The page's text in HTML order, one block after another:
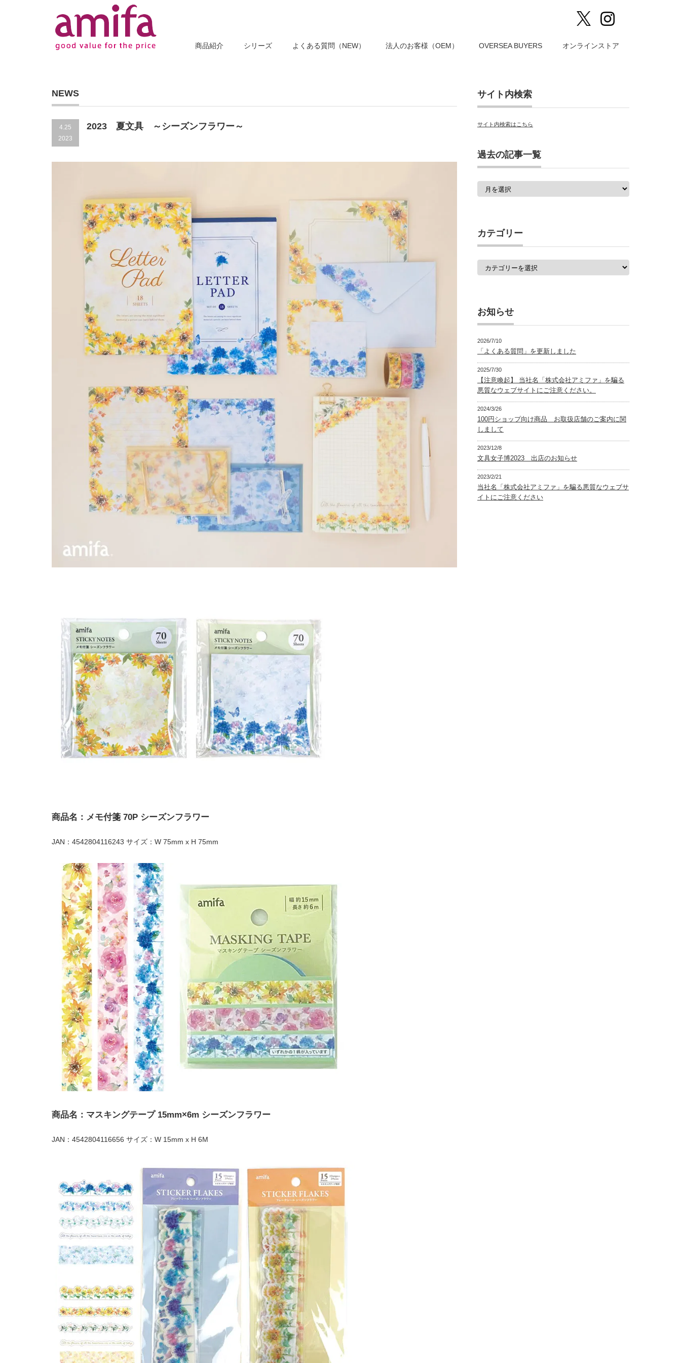
商品紹介 シリーズ よくある質問（NEW） 法人のお客様（OEM） OVERSEA BUYERS オンラインストア
NEWS
4.25
2023
2023 夏文具 ～シーズンフラワー～
商品名：メモ付箋 70P シーズンフラワー
JAN：4542804116243 サイズ：W 75mm x H 75mm
商品名：マスキングテープ 15mm×6m シーズンフラワー
JAN：4542804116656 サイズ：W 15mm x H 6M
サイト内検索
サイト内検索はこちら
過去の記事一覧
過
覧
カテゴリー
カ
お知らせ
2026/7/10
「よくある質問」を更新しました
2025/7/30
【注意喚起】 当社名「株式会社アミファ」を騙る
悪質なウェブサイトにご注意ください。
2024/3/26
100円ショップ向け商品 お取扱店舗のご案内に関
しまして
2023/12/8
文具女子博2023 出店のお知らせ
2023/2/21
当社名「株式会社アミファ」を騙る悪質なウェブサ
イトにご注意ください